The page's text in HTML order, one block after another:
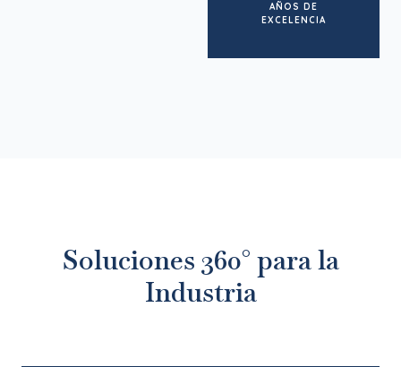
AÑOS DE
EXCELENCIA
Soluciones 360° para la
Industria